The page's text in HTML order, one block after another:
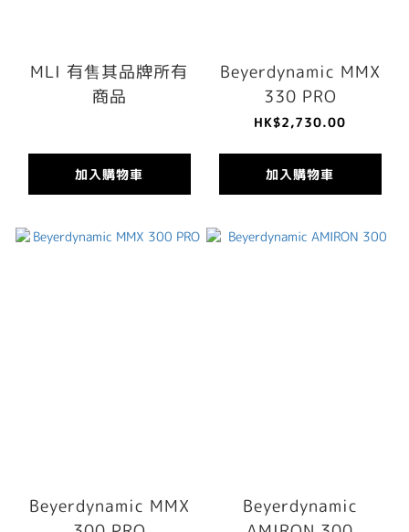
MLI 有售其品牌所有
商品
加入購物車
Beyerdynamic MMX
330 PRO
HK$2,730.00
加入購物車
Beyerdynamic MMX
Beyerdynamic